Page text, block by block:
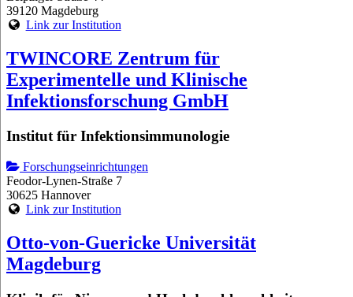
39120 Magdeburg
Link zur Institution
TWINCORE Zentrum für
Experimentelle und Klinische
Infektionsforschung GmbH
Institut für Infektionsimmunologie
Forschungseinrichtungen
Feodor-Lynen-Straße 7
30625 Hannover
Link zur Institution
Otto-von-Guericke Universität
Magdeburg